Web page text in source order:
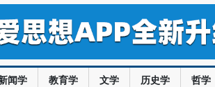
闻学 教育学 文学 历史学 哲学